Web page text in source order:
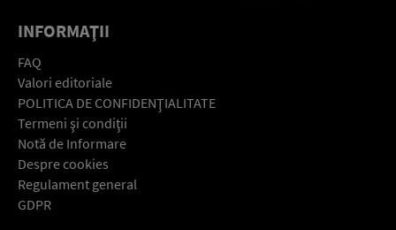
INFORMAŢII
FAQ
Valori editoriale
POLITICA DE CONFIDENŢIALITATE
Termeni şi condiţii
Notă de Informare
Despre cookies
Regulament general
GDPR